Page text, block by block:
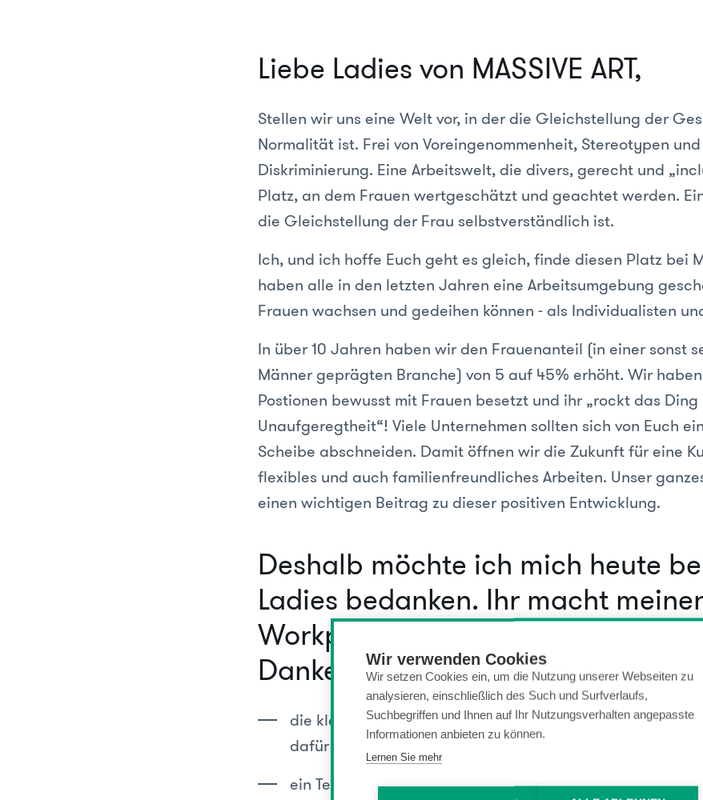
Wir verwenden Cookies
Wir setzen Cookies ein, um die Nutzung unserer Webseiten zu
analysieren, einschließlich des Such und Surfverlaufs,
Suchbegriffen und Ihnen auf Ihr Nutzungsverhalten angepasste
Informationen anbieten zu können.
Lernen Sie mehr
Liebe Ladies von MASSIVE ART,
Stellen wir uns eine Welt vor, in der die Gleichstellung der
Normalität ist. Frei von Voreingenommenheit, Stereotypen und
Diskriminierung. Eine Arbeitswelt, die divers, gerecht und
Platz, an dem Frauen wertgeschätzt und geachtet werden.
die Gleichstellung der Frau selbstverständlich ist.
Ich, und ich hoffe Euch geht es gleich, finde diesen Platz bei
haben alle in den letzten Jahren eine Arbeitsumgebung
Frauen wachsen und gedeihen können - als Individualisten
In über 10 Jahren haben wir den Frauenanteil (in einer sonst
Männer geprägten Branche) von 5 auf 45% erhöht. Wir
Postionen bewusst mit Frauen besetzt und ihr „rockt das
Unaufgeregtheit“! Viele Unternehmen sollten sich von Euch
Scheibe abschneiden. Damit öffnen wir die Zukunft für eine
flexibles und auch familienfreundliches Arbeiten. Unser
einen wichtigen Beitrag zu dieser positiven Entwicklung.
Deshalb möchte ich mich heute
Ladies bedanken. Ihr macht
Workplace to einem Heartplace
Danke für:
die kleinen und grossen Feedbacks, Kommentare,
dafür Sorgen, dass wir alle weiterkommen
ein Team an starken selbstbewussten Frauen, die sich